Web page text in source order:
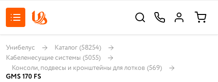
Унибелус Каталог (58254)
Кабеленесущие системы (5055)
Консоли, подвесы и кронштейны для лотков (569)
GMS 170 FS